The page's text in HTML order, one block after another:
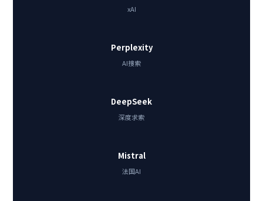
xAI
Perplexity
AI搜索
DeepSeek
深度求索
Mistral
法国AI